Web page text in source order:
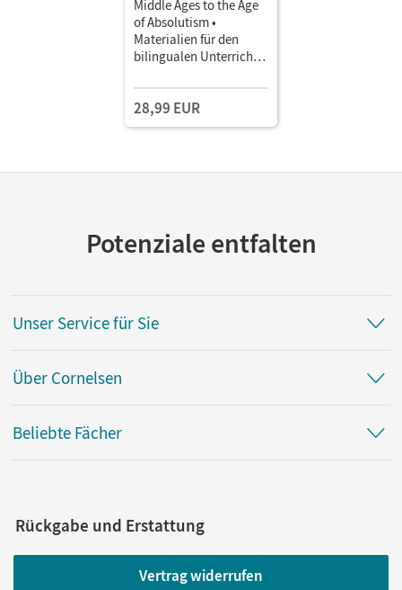
Middle Ages to the Age
of Absolutism •
Materialien für den
bilingualen Unterricht
Schuljahr • Schulbuch
28,99 EUR
Potenziale entfalten
Unser Service für Sie
Über Cornelsen
Beliebte Fächer
Rückgabe und Erstattung
Vertrag widerrufen